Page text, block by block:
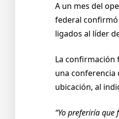
A un mes del
federal confirmó
ligados al líder
La confirmación
una conferencia
ubicación, al
“Yo preferiría